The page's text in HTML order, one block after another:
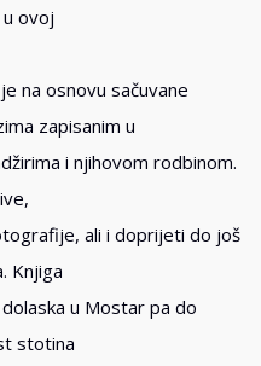
ovoj
na osnovu sačuvane
zapisanim u
i njihovom rodbinom.
ali i doprijeti do još
Knjiga
u Mostar pa do
stotina